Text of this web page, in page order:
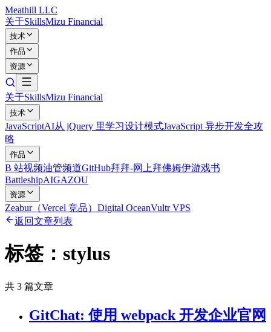
Meathill LLC
关于SkillsMizu Financial
技术
作品
资源
关于SkillsMizu Financial
技术
JavaScriptAI从 jQuery 里学习设计模式JavaScript 异步开发全攻
略
作品
B 站视频油管频道GitHub拜拜-网上拜佛姆伊游戏书
BattleshipAIGAZOU
资源
Zeabur（Vercel 竞品） Digital OceanVultr VPS
返回文章列表
标签： stylus
共 3 篇文章
GitChat: 使用 webpack 开发企业官网